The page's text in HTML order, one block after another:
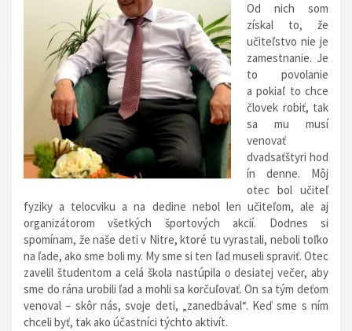
Od nich som
získal to, že
učiteľstvo nie je
zamestnanie. Je
to povolanie
a pokiaľ to chce
človek robiť, tak
sa mu musí
venovať
dvadsaťštyri hod
ín denne. Môj
otec bol učiteľ
fyziky a telocviku a na dedine nebol len učiteľom, ale aj
organizátorom všetkých športových akcií. Dodnes si
spomínam, že naše deti v Nitre, ktoré tu vyrastali, neboli toľko
na ľade, ako sme boli my. My sme si ten ľad museli spraviť. Otec
zavelil študentom a celá škola nastúpila o desiatej večer, aby
sme do rána urobili ľad a mohli sa korčuľovať. On sa tým deťom
venoval – skôr nás, svoje deti, „zanedbával“. Keď sme s ním
chceli byť, tak ako účastníci týchto aktivít.